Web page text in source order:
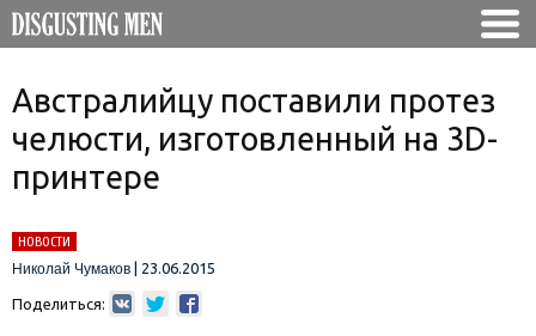
Австралийцу поставили протез
челюсти, изготовленный на 3D-
принтере
НОВОСТИ
Николай Чумаков
23.06.2015
Поделиться: